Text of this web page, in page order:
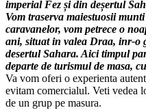
imperial Fez și din deșertul
Vom traserva maiestuosii
caravanelor, vom petrece o
ani, situat in valea Draa, inr-o
desertul Sahara. Aici timpul
departe de turismul de masa,
Va vom oferi o experienta
evitam comercialul. Veti vedea
de un grup pe masura.